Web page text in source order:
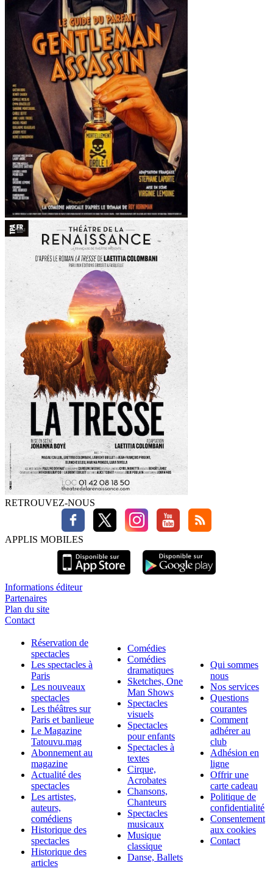
RETROUVEZ-NOUS
APPLIS MOBILES
Informations éditeur
Partenaires
Plan du site
Contact
Réservation de
spectacles
Les spectacles à
Paris
Les nouveaux
spectacles
Les théâtres sur
Paris et banlieue
Le Magazine
Tatouvu.mag
Abonnement au
magazine
Actualité des
spectacles
Les artistes,
auteurs,
comédiens
Historique des
spectacles
Historique des
articles
Comédies
Comédies
dramatiques
Sketches, One
Man Shows
Spectacles
visuels
Spectacles
pour enfants
Spectacles à
textes
Cirque,
Acrobates
Chansons,
Chanteurs
Spectacles
musicaux
Musique
classique
Danse, Ballets
Qui sommes
nous
Nos services
Questions
courantes
Comment
adhérer au
club
Adhésion en
ligne
Offrir une
carte cadeau
Politique de
confidentialité
Consentement
aux cookies
Contact